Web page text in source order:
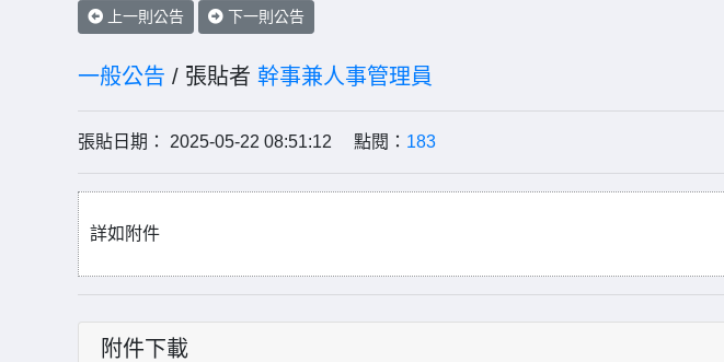
上一則公告 下一則公告
一般公告 / 張貼者 幹事兼人事管理員
張貼日期： 2025-05-22 08:51:12 點閱： 183
詳如附件
附件下載